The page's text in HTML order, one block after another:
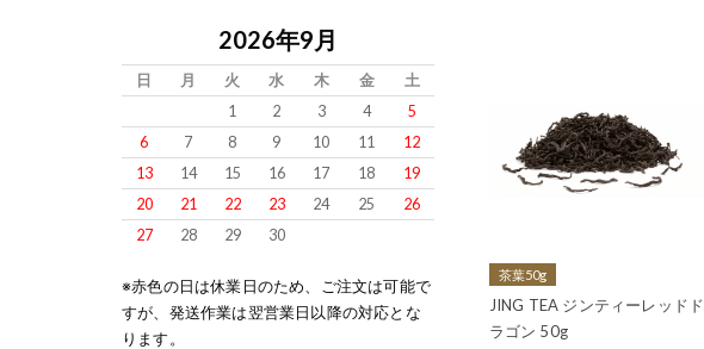
茶葉50g
JING TEA ジンティーレッドド
ラゴン 50g
2026年9月
日 月 火 水 木 金
土
1
2 3 4
5
6
7 8 9 10 11
12
13
14 15 16 17 18
19
20
21 22 23 24 25
26
27
28 29 30
※赤色の日は休業日のため、ご注文は可能で
すが、発送作業は翌営業日以降の対応とな
ります。